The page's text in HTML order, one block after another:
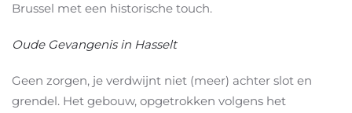
Brussel met een historische touch.
Oude Gevangenis in Hasselt
Geen zorgen, je verdwijnt niet (meer) achter slot en
grendel. Het gebouw, opgetrokken volgens het